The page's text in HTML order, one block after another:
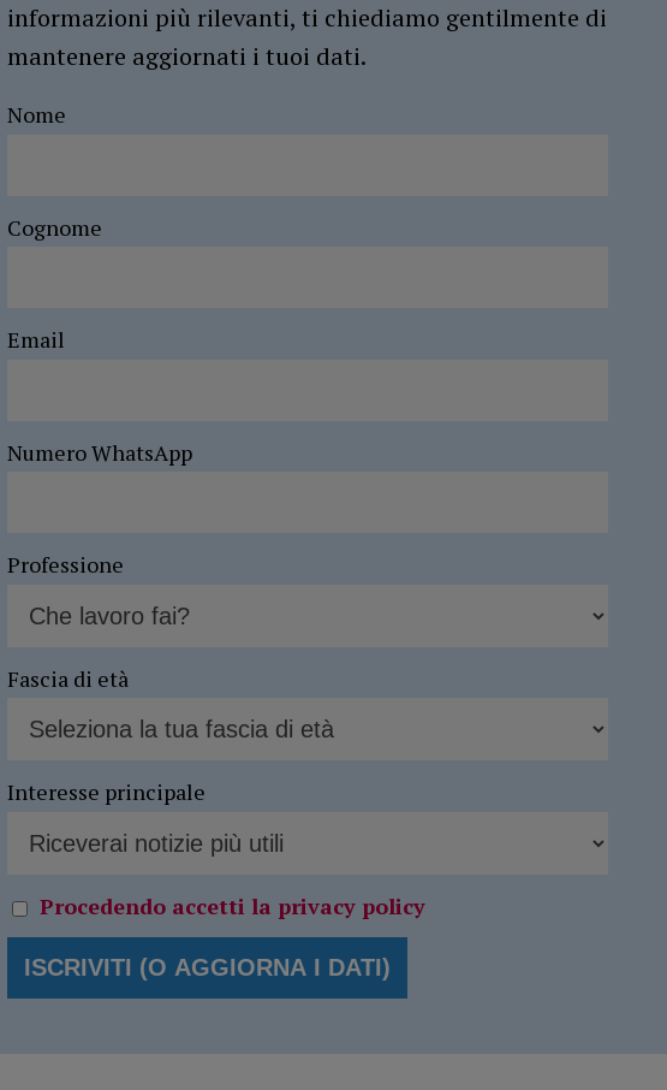
informazioni più rilevanti, ti chiediamo gentilmente di
mantenere aggiornati i tuoi dati.
Nome
Cognome
Email
Numero WhatsApp
Professione
Fascia di età
Interesse principale
Procedendo accetti la privacy policy